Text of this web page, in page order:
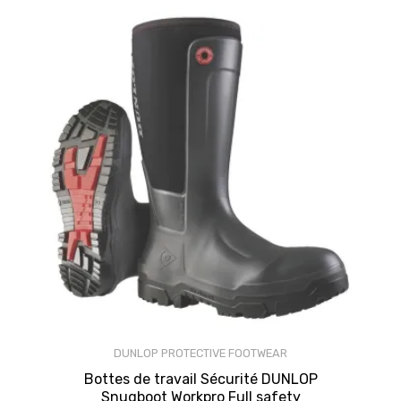
DUNLOP PROTECTIVE FOOTWEAR
Bottes de travail Sécurité DUNLOP
Snugboot Workpro Full safety